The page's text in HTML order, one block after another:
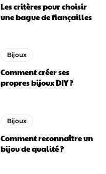
Les critères pour choisir
une bague de fiançailles
Bijoux
Comment créer ses
propres bijoux DIY ?
Bijoux
Comment reconnaître un
bijou de qualité ?